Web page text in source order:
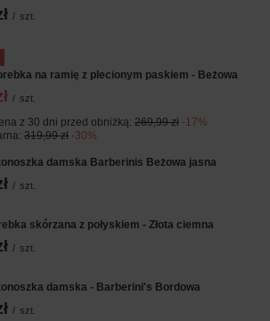
/ szt.
na ramię z plecionym paskiem - Beżowa
/ szt.
z 30 dni przed obniżką: 269,99 zł -17%
319,99 zł -30%
damska Barberinis Beżowa jasna
/ szt.
skórzana z połyskiem - Złota ciemna
/ szt.
damska - Barberini's Bordowa
/ szt.